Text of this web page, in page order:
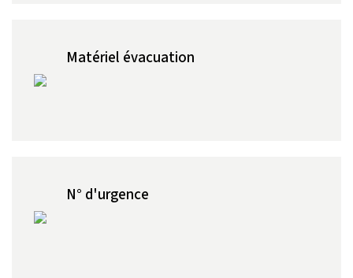
Matériel évacuation
N° d'urgence